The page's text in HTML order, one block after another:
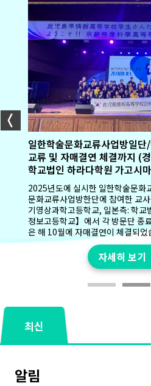
자세히 보기
자세히 보기
일한학술문화교류사업방일
교류 및 자매결연 체결까지 (
학교법인 하라다학원 가고시
2025년도에 실시한 일한학술문화
문화교류사업방한단에 참여한 교
기영상과학고등학교, 일본측: 학교
정보고등학교】에서 각 방문단 종
은 해 10월에 자매결연이 체결되었
자세히 보기
자세히 보기
자세히 보기
최신
알림